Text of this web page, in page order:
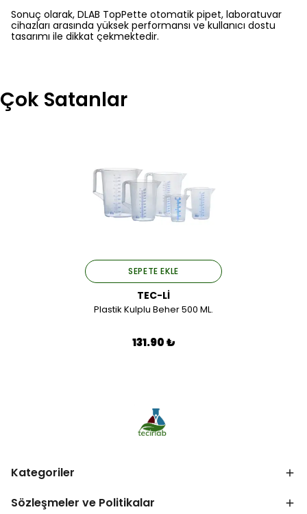
Sonuç olarak, DLAB TopPette otomatik pipet, laboratuvar
cihazları arasında yüksek performansı ve kullanıcı dostu
tasarımı ile dikkat çekmektedir.
Çok Satanlar
SEPETE EKLE
TEC-Lİ
Plastik Kulplu Beher 500 ML.
131.90 ₺
Kategoriler
Sözleşmeler ve Politikalar